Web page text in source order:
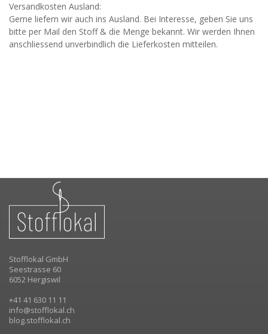
Versandkosten Ausland:
Gerne liefern wir auch ins Ausland. Bei Interesse, geben Sie uns
bitte per Mail den Stoff & die Menge bekannt. Wir werden Ihnen
anschliessend unverbindlich die Lieferkosten mitteilen.
Stofflokal GmbH
Seestrasse 60
6052 Hergiswil
+41 41 630 11 11
info@stofflokal.ch
blog.stofflokal.ch